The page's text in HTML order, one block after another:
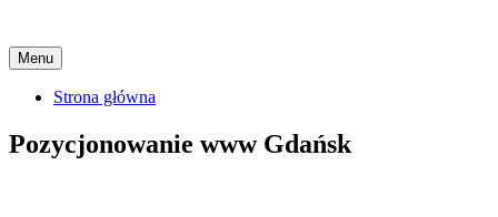
Menu Skip
to
content
Strona główna
Pozycjonowanie www Gdańsk